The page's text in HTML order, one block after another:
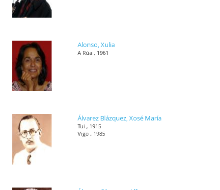
Alonso, Xulia
A Rúa , 1961
Álvarez Blázquez, Xosé María
Tui , 1915
Vigo , 1985